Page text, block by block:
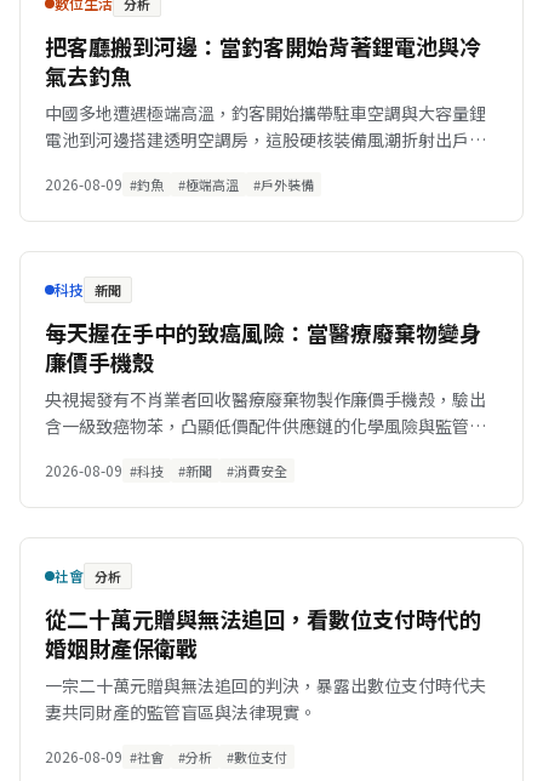
分析
把客廳搬到河邊：當釣客開始背著鋰電池與冷
氣去釣魚
中國多地遭遇極端高溫，釣客開始攜帶駐車空調與大容量鋰
電池到河邊搭建透明空調房，這股硬核裝備風潮折射出戶外
2026-08-09 #釣魚 #極端高溫 #戶外裝備
科技 新聞
每天握在手中的致癌風險：當醫療廢棄物變身
廉價手機殼
央視揭發有不肖業者回收醫療廢棄物製作廉價手機殼，驗出
含一級致癌物苯，凸顯低價配件供應鏈的化學風險與監管盲
2026-08-09 #科技 #新聞 #消費安全
社會 分析
從二十萬元贈與無法追回，看數位支付時代的
婚姻財產保衛戰
一宗二十萬元贈與無法追回的判決，暴露出數位支付時代夫
妻共同財產的監管盲區與法律現實。
2026-08-09 #社會 #分析 #數位支付